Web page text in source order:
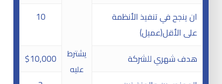
يشترط
عليه
10
ان ينجح في تنفيذ الأنظمة
على الأقل(عميل)
$10,000
هدف شهري للشركة